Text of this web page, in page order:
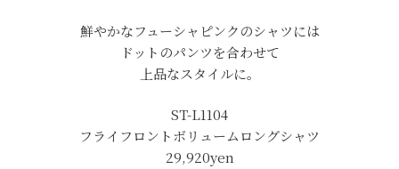
鮮やかなフューシャピンクのシャツには
ドットのパンツを合わせて
上品なスタイルに。
ST-L1104
フライフロントボリュームロングシャツ
29,920yen